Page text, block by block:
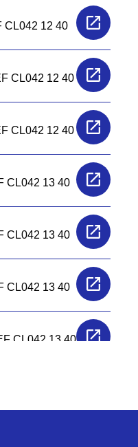
CL042 12 40
CL042 12 40
CL042 12 40
CL042 13 40
CL042 13 40
CL042 13 40
CL042 13 40